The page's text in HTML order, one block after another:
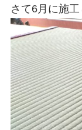
さて6月に施